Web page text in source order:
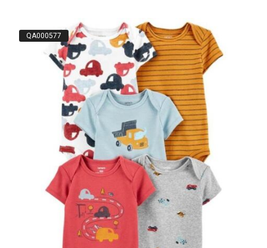
QA000577